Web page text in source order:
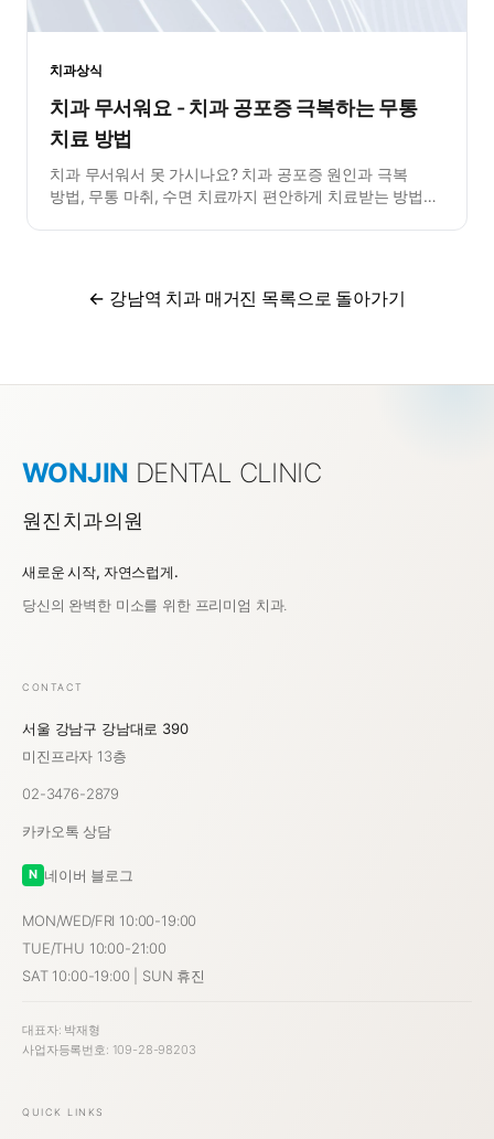
치과상식
치과 무서워요 - 치과 공포증 극복하는 무통
치료 방법
치과 무서워서 못 가시나요? 치과 공포증 원인과 극복
방법, 무통 마취, 수면 치료까지 편안하게 치료받는 방법을
← 강남역 치과 매거진 목록으로 돌아가기
WONJIN DENTAL CLINIC
원진치과의원
새로운 시작, 자연스럽게.
당신의 완벽한 미소를 위한 프리미엄 치과.
CONTACT
서울 강남구 강남대로 390
미진프라자 13층
02-3476-2879
카카오톡 상담
N 네이버 블로그
MON/WED/FRI 10:00-19:00
TUE/THU 10:00-21:00
SAT 10:00-19:00 | SUN 휴진
대표자: 박재형
사업자등록번호: 109-28-98203
QUICK LINKS